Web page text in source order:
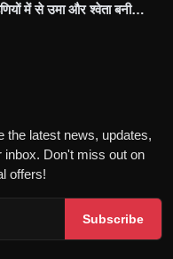
में से उमा और श्वेता बनी…
the latest news, updates,
Don't miss out on
offers!
Subscribe